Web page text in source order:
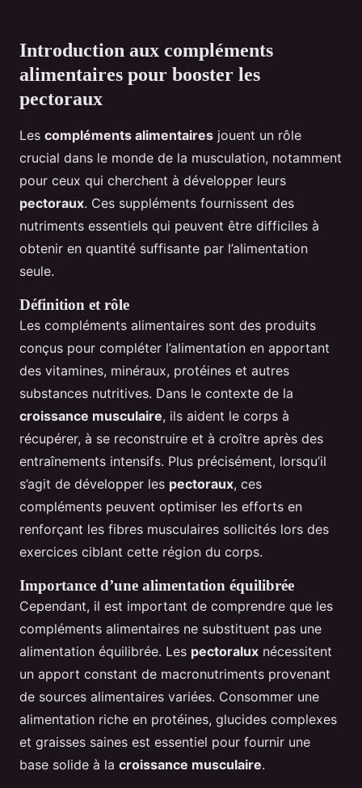
Introduction aux compléments
alimentaires pour booster les
pectoraux
Les compléments alimentaires jouent un rôle
crucial dans le monde de la musculation, notamment
pour ceux qui cherchent à développer leurs
pectoraux. Ces suppléments fournissent des
nutriments essentiels qui peuvent être difficiles à
obtenir en quantité suffisante par l’alimentation
seule.
Définition et rôle
Les compléments alimentaires sont des produits
conçus pour compléter l’alimentation en apportant
des vitamines, minéraux, protéines et autres
substances nutritives. Dans le contexte de la
croissance musculaire, ils aident le corps à
récupérer, à se reconstruire et à croître après des
entraînements intensifs. Plus précisément, lorsqu’il
s’agit de développer les pectoraux, ces
compléments peuvent optimiser les efforts en
renforçant les fibres musculaires sollicités lors des
exercices ciblant cette région du corps.
Importance d’une alimentation équilibrée
Cependant, il est important de comprendre que les
compléments alimentaires ne substituent pas une
alimentation équilibrée. Les pectoralux nécessitent
un apport constant de macronutriments provenant
de sources alimentaires variées. Consommer une
alimentation riche en protéines, glucides complexes
et graisses saines est essentiel pour fournir une
base solide à la croissance musculaire.